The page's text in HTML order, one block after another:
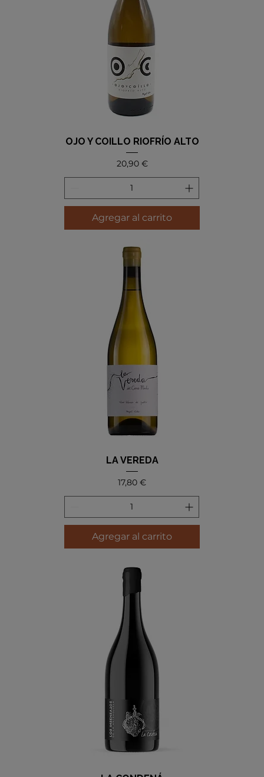
OJO Y COILLO RIOFRÍO ALTO
Precio
20,90 €
Agregar al carrito
LA VEREDA
Precio
17,80 €
Agregar al carrito